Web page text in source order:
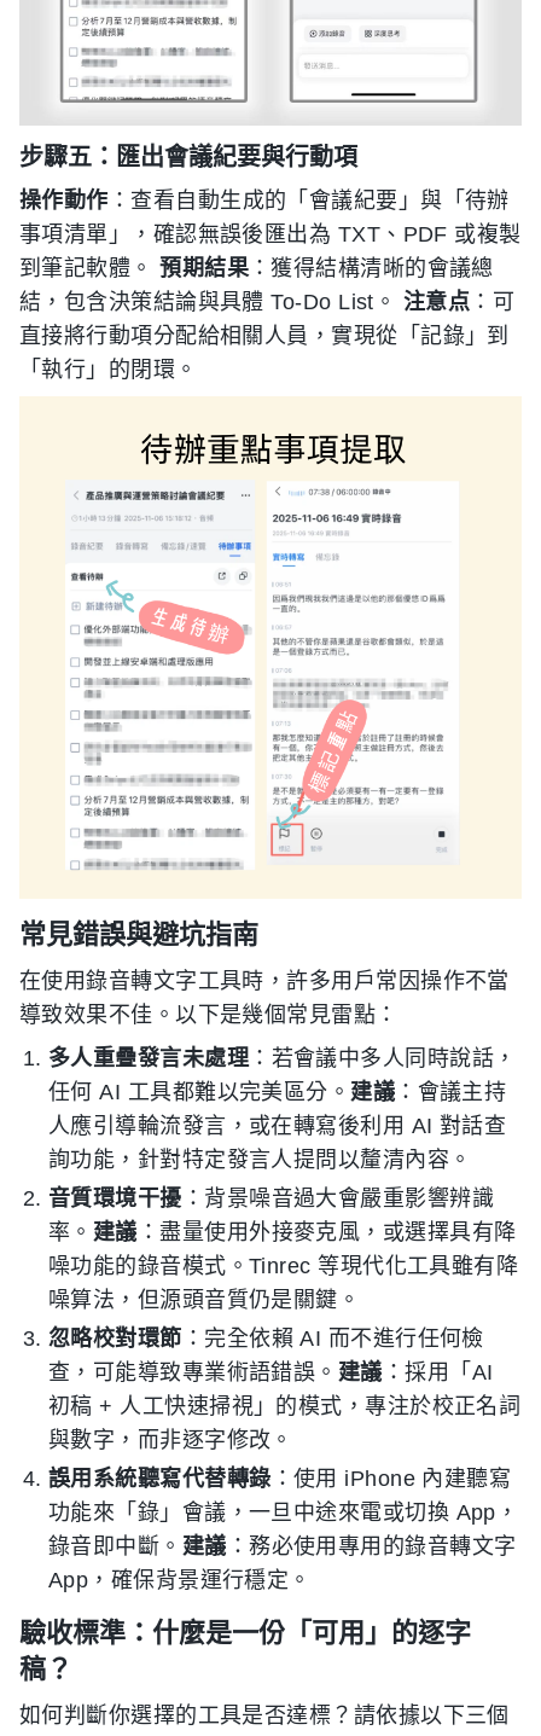
步驟五：匯出會議紀要與行動項
操作動作 ：查看自動生成的「會議紀要」與「待辦
事項清單」，確認無誤後匯出為 TXT、PDF 或複製
到筆記軟體。預期結果：獲得結構清晰的會議總
結，包含決策結論與具體 To-Do List。 注意点 ：可
直接將行動項分配給相關人員，實現從「記錄」到
「執行」的閉環。
常見錯誤與避坑指南
在使用錄音轉文字工具時，許多用戶常因操作不當
導致效果不佳。以下是幾個常見雷點：
多人重疊發言未處理：若會議中多人同時說話，
任何 AI 工具都難以完美區分。 建議 ：會議主持
人應引導輪流發言，或在轉寫後利用 AI 對話查
詢功能，針對特定發言人提問以釐清內容。
音質環境干擾 ：背景噪音過大會嚴重影響辨識
率。 建議 ：盡量使用外接麥克風，或選擇具有降
噪功能的錄音模式。Tinrec 等現代化工具雖有降
噪算法，但源頭音質仍是關鍵。
忽略校對環節 ：完全依賴 AI 而不進行任何檢
查，可能導致專業術語錯誤。 建議 ：採用「AI
初稿 + 人工快速掃視」的模式，專注於校正名詞
與數字，而非逐字修改。
誤用系統聽寫代替轉錄 ：使用 iPhone 內建聽寫
功能來「錄」會議，一旦中途來電或切換 App，
錄音即中斷。 建議 ：務必使用專用的錄音轉文字
App，確保背景運行穩定。
驗收標準：什麼是一份「可用」的逐字
稿？
如何判斷你選擇的工具是否達標？請依據以下三個